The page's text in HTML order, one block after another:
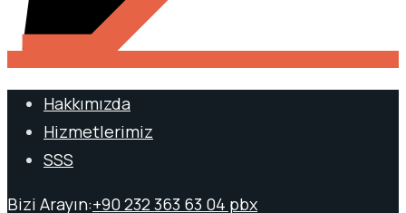
Hakkımızda
Hizmetlerimiz
SSS
Bizi Arayın:+90 232 363 63 04 pbx